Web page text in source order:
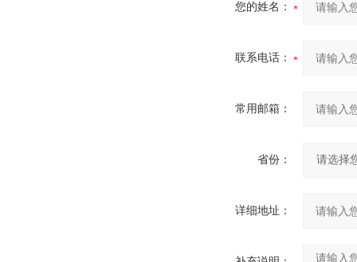
您的姓名：
联系电话：
常用邮箱：
省份：
详细地址：